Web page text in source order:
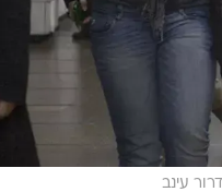
עינב